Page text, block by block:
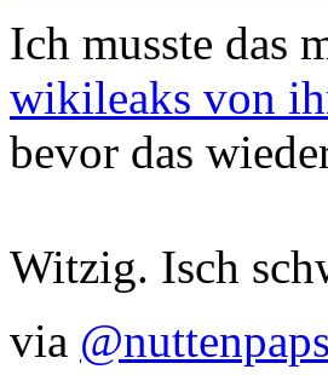
Ich musste das
wikileaks von
bevor das
Witzig. Isch
via